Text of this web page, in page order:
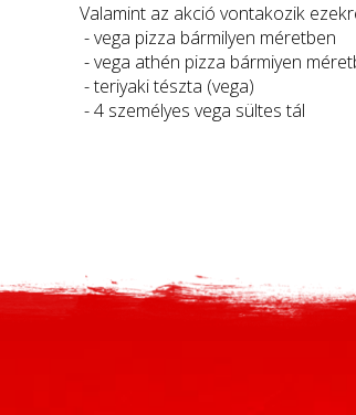
Valamint az akció vontakozik
- vega pizza bármilyen méretben
- vega athén pizza bármiyen
- teriyaki tészta (vega)
- 4 személyes vega sültes tál